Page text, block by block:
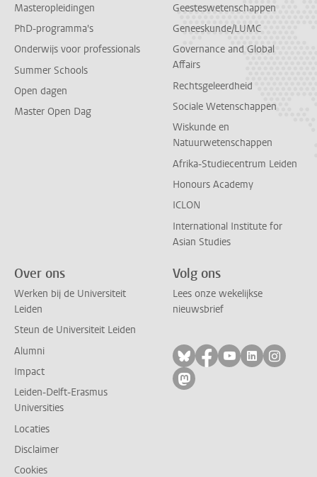
Masteropleidingen
PhD-programma's
Onderwijs voor professionals
Summer Schools
Open dagen
Master Open Dag
Geesteswetenschappen
Geneeskunde/LUMC
Governance and Global
Affairs
Rechtsgeleerdheid
Sociale Wetenschappen
Wiskunde en
Natuurwetenschappen
Afrika-Studiecentrum Leiden
Honours Academy
ICLON
International Institute for
Asian Studies
Over ons
Werken bij de Universiteit
Leiden
Steun de Universiteit Leiden
Alumni
Impact
Leiden-Delft-Erasmus
Universities
Locaties
Disclaimer
Cookies
Volg ons
Lees onze wekelijkse
nieuwsbrief
Volg ons op bluesky
Volg ons op
Volg ons op
Volg ons
Volg
Volg ons op mastodon